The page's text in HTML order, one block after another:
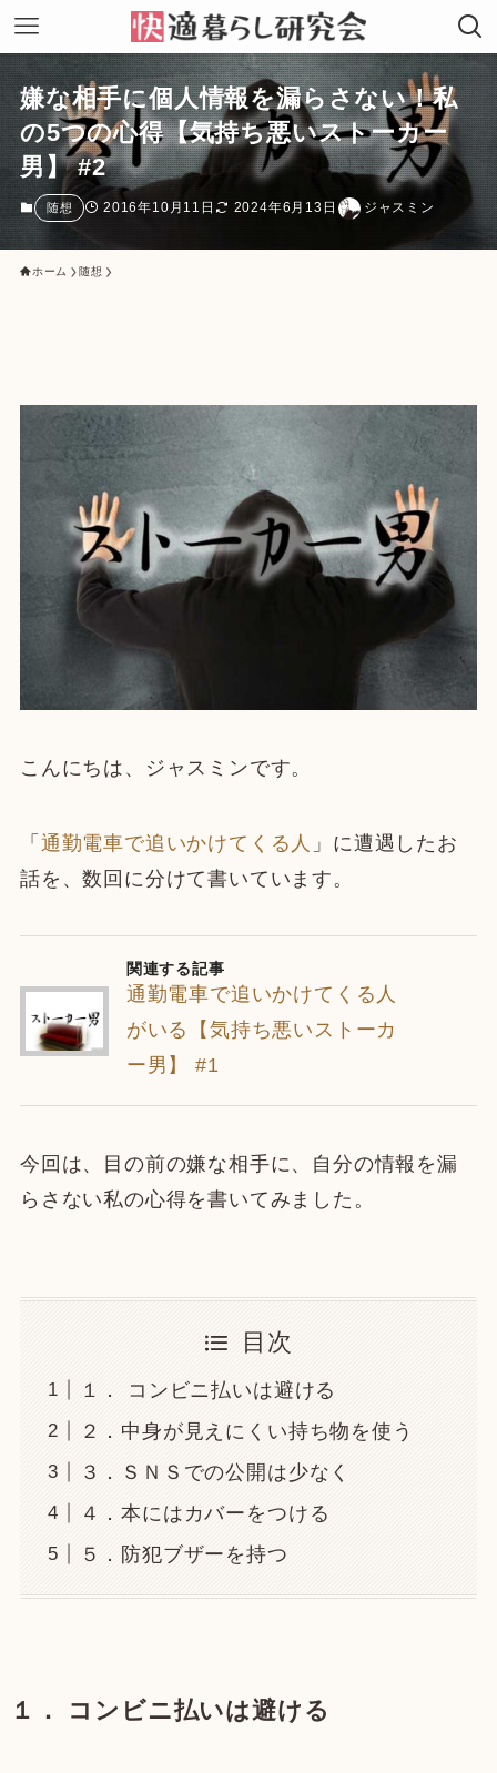
嫌な相手に個人情報を漏らさない！私
の5つの心得【気持ち悪いストーカー
男】 #2
随想 2016年10月11日 2024年6月13日 ジャスミン
ホーム 随想
こんにちは、ジャスミンです。
「 通勤電車で追いかけてくる人 」に遭遇したお
話を、数回に分けて書いています。
関連する記事
通勤電車で追いかけてくる人
がいる【気持ち悪いストーカ
ー男】 #1
今回は、目の前の嫌な相手に、自分の情報を漏
らさない私の心得を書いてみました。
目次
１． コンビニ払いは避ける
２．中身が見えにくい持ち物を使う
３．ＳＮＳでの公開は少なく
４．本にはカバーをつける
５．防犯ブザーを持つ
１． コンビニ払いは避ける